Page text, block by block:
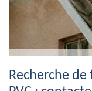
Recherche